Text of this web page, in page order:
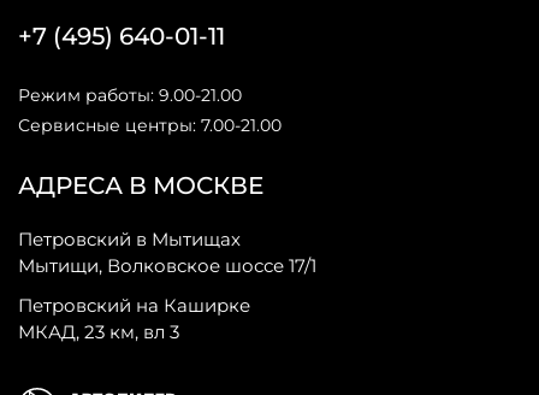
АДРЕСА В МОСКВЕ
Петровский в Мытищах
Мытищи, Волковское шоссе 17/1
Петровский на Каширке
МКАД, 23 км, вл 3
+7 (495) 640-01-11
Режим работы: 9.00-21.00
Сервисные центры: 7.00-21.00